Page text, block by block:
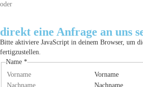
oder
direkt eine Anfrage an uns
Bitte aktiviere JavaScript in deinem Browser, um
fertigzustellen.
Name *
Vorname
Nachname